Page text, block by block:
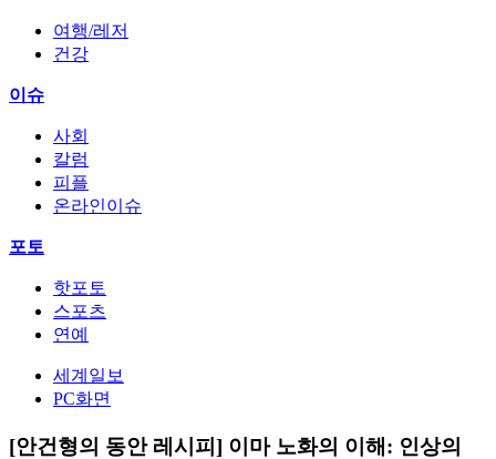
여행/레저
건강
이슈
사회
칼럼
피플
온라인이슈
포토
핫포토
스포츠
연예
세계일보
PC화면
[안건형의 동안 레시피] 이마 노화의 이해: 인상의